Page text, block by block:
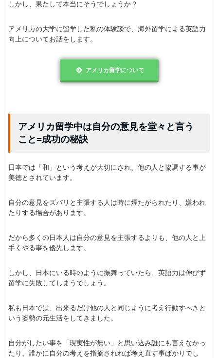
しかし、果たして本当にそうでしょうか？
アメリカの大学に留学した私の体験談で、海外留学による英語力
向上についてお話をします。
アメリカ留学について
アメリカ留学中は自分の意見を堂々と言う
こと=成功の秘訣
日本では「和」という考えが大切にされ、他の人と協調する事が
美徳とされています。
自分の意見をズバリと主張する人は時に煙たがられたり、嫌われ
たりする場合があります。
だから多くの日本人は自分の意見を主張するよりも、他の人と上
手くやる事を優先します。
しかし、日本にいる時のように振舞っていたら、英語力は伸びず
留学に失敗してしまうでしょう。
私も日本では、出来るだけ他の人と同じように考え行動すべきと
いう姿勢の元生活をしてきました。
自分がしたい事を「現実性が無い」と思い込み誰にも言えなかっ
たり、誰かに自分の考えを指摘されれば考え直す事ばかりでし